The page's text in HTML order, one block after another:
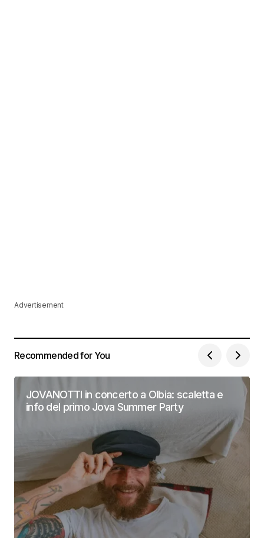
Advertisement
Recommended for You
JOVANOTTI in concerto a Olbia: scaletta e
info del primo Jova Summer Party